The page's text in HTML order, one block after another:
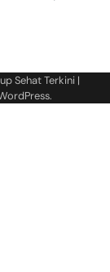
Sehat Terkini |
.